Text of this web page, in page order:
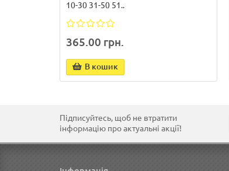
10-30 31-50 51..
365.00 грн.
В кошик
Підписуйтесь, щоб не втратити
інформацію про актуальні акції!